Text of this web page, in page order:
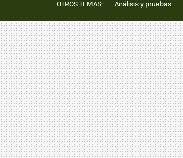
OTROS TEMAS: Análisis y pruebas